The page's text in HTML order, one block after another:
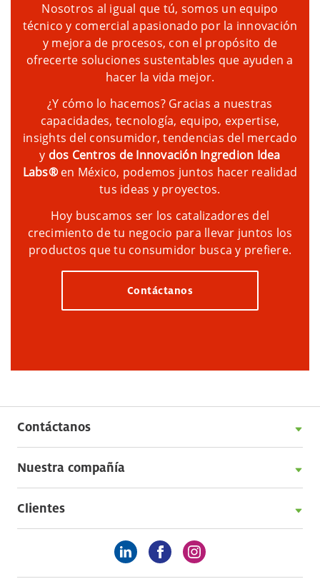
Nosotros al igual que tú, somos un equipo
técnico y comercial apasionado por la innovación
y mejora de procesos, con el propósito de
ofrecerte soluciones sustentables que ayuden a
hacer la vida mejor.
¿Y cómo lo hacemos? Gracias a nuestras
capacidades, tecnología, equipo, expertise,
insights del consumidor, tendencias del mercado
y dos Centros de Innovación Ingredion Idea
Labs®en México, podemos juntos hacer realidad
tus ideas y proyectos.
Hoy buscamos ser los catalizadores del
crecimiento de tu negocio para llevar juntos los
productos que tu consumidor busca y prefiere.
Contáctanos
Contáctanos
Nuestra compañía
Clientes